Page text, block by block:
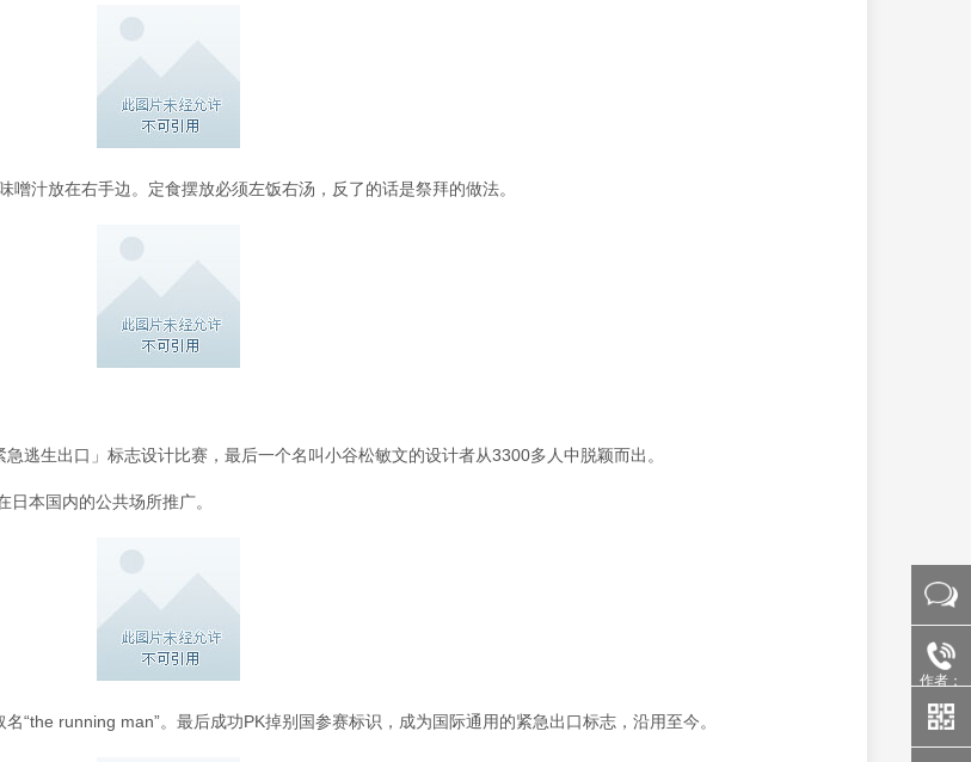
汁放在右手边。定食摆放必须左饭右汤，反了的话是祭拜的做法。
逃生出口」标志设计比赛，最后一个名叫小谷松敏文的设计者从3300多人中脱颖而出。
本国内的公共场所推广。
“the running man”。最后成功PK掉别国参赛标识，成为国际通用的紧急出口标志，沿用至今。
作者：